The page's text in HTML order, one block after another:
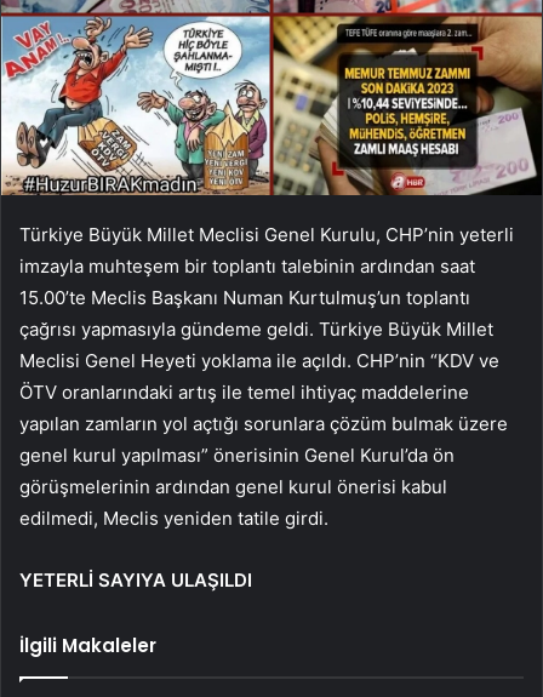
Türkiye Büyük Millet Meclisi Genel Kurulu, CHP’nin yeterli
imzayla muhteşem bir toplantı talebinin ardından saat
15.00’te Meclis Başkanı Numan Kurtulmuş’un toplantı
çağrısı yapmasıyla gündeme geldi. Türkiye Büyük Millet
Meclisi Genel Heyeti yoklama ile açıldı. CHP’nin “KDV ve
ÖTV oranlarındaki artış ile temel ihtiyaç maddelerine
yapılan zamların yol açtığı sorunlara çözüm bulmak üzere
genel kurul yapılması” önerisinin Genel Kurul’da ön
görüşmelerinin ardından genel kurul önerisi kabul
edilmedi, Meclis yeniden tatile girdi.
YETERLİ SAYIYA ULAŞILDI
İlgili Makaleler